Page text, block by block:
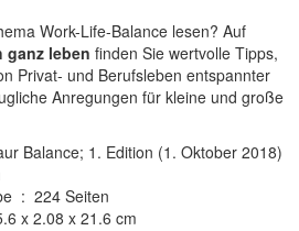
Work-Life-Balance lesen? Auf
ganz leben finden Sie wertvolle Tipps,
Privat- und Berufsleben entspannter
Anregungen für kleine und große
: ‎ Knaur Balance; 1. Edition (1. Oktober 2018)
Gebundene Ausgabe ‏ : ‎ 224 Seiten
: ‎ 15.6 x 2.08 x 21.6 cm